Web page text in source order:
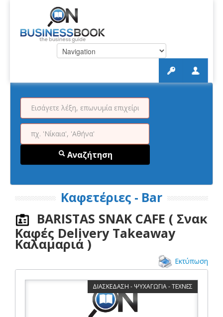
Αναζήτηση
Καφετέριες - Bar
BARISTAS SNAK CAFE ( Σνακ
Καφές Delivery Takeaway
Καλαμαριά )
Εκτύπωση
ΔΙΑΣΚΕΔΑΣΗ - ΨΥΧΑΓΩΓΙΑ - ΤΕΧΝΕΣ